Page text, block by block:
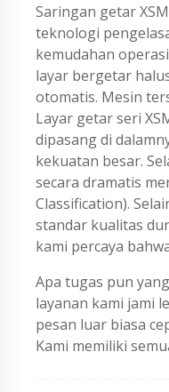
Saringan getar
teknologi
kemudahan
layar bergetar
otomatis. Mesin
Layar getar seri
dipasang di
kekuatan besar.
secara dramatis
Classification).
standar kualitas
kami percaya
Apa tugas pun
layanan kami jami
pesan luar biasa
Kami memiliki